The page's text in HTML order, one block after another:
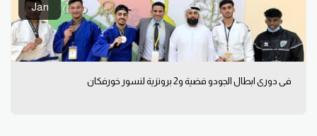
Jan
في دوري ابطال الجودو فضية و2 برونزية لنسور خورفكان